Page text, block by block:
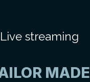
Live streaming
MADE